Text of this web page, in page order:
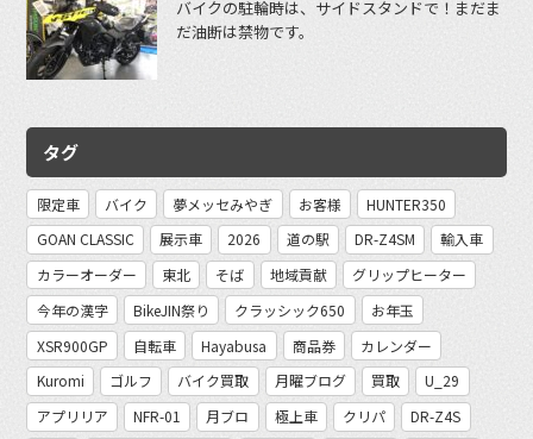
バイクの駐輪時は、サイドスタンドで！まだま
だ油断は禁物です。
タグ
限定車 バイク 夢メッセみやぎ お客様
HUNTER350
GOAN CLASSIC
展示車 2026 道の駅 DR-Z4SM
輸入車
カラーオーダー
東北 そば 地域貢献
グリップヒーター
今年の漢字
BikeJIN祭り クラッシック650
お年玉
XSR900GP
自転車 Hayabusa 商品券
カレンダー
Kuromi
ゴルフ バイク買取 月曜ブログ 買取
U_29
アプリリア
NFR-01 月ブロ 極上車 クリパ
DR-Z4S